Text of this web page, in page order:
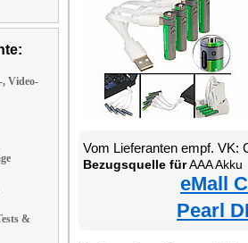
Video-
&
Vom Lieferanten empf. VK:
Bezugsquelle fürAAA Akku
eMall
Pearl